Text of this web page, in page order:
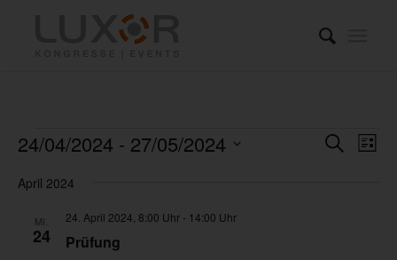
Veranstaltungen SucheListe
24/04/2024 - 27/05/2024
wählen.
April 2024
MI.
24 Prüfung
24. April 2024, 8:00 Uhr- 14:00 Uhr